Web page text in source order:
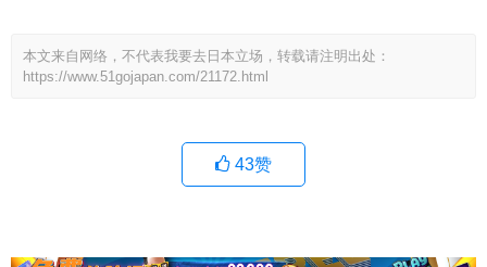
本文来自网络，不代表我要去日本立场，转载请注明出处：
https://www.51gojapan.com/21172.html
43赞